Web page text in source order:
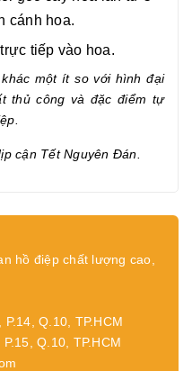
cánh hoa.
tiếp vào hoa.
một ít so với hình đại
thủ công và đặc điểm tự
cận Tết Nguyên Đán.
hồ điệp chất lượng cao,
Q.10, TP.HCM
Q.10, TP.HCM